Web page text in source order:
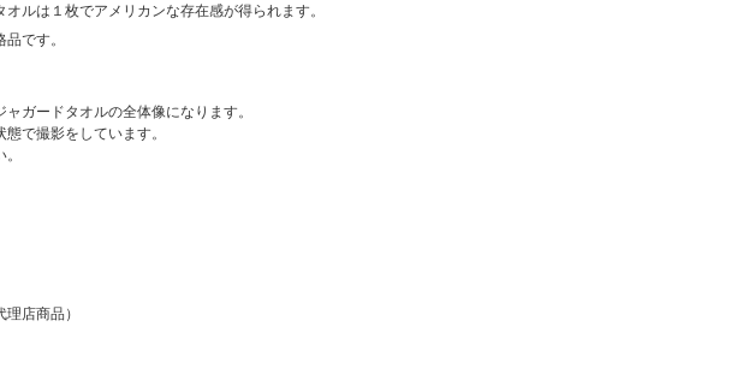
ルは１枚でアメリカンな存在感が得られます。
です。
ガードタオルの全体像になります。
で撮影をしています。
店商品）